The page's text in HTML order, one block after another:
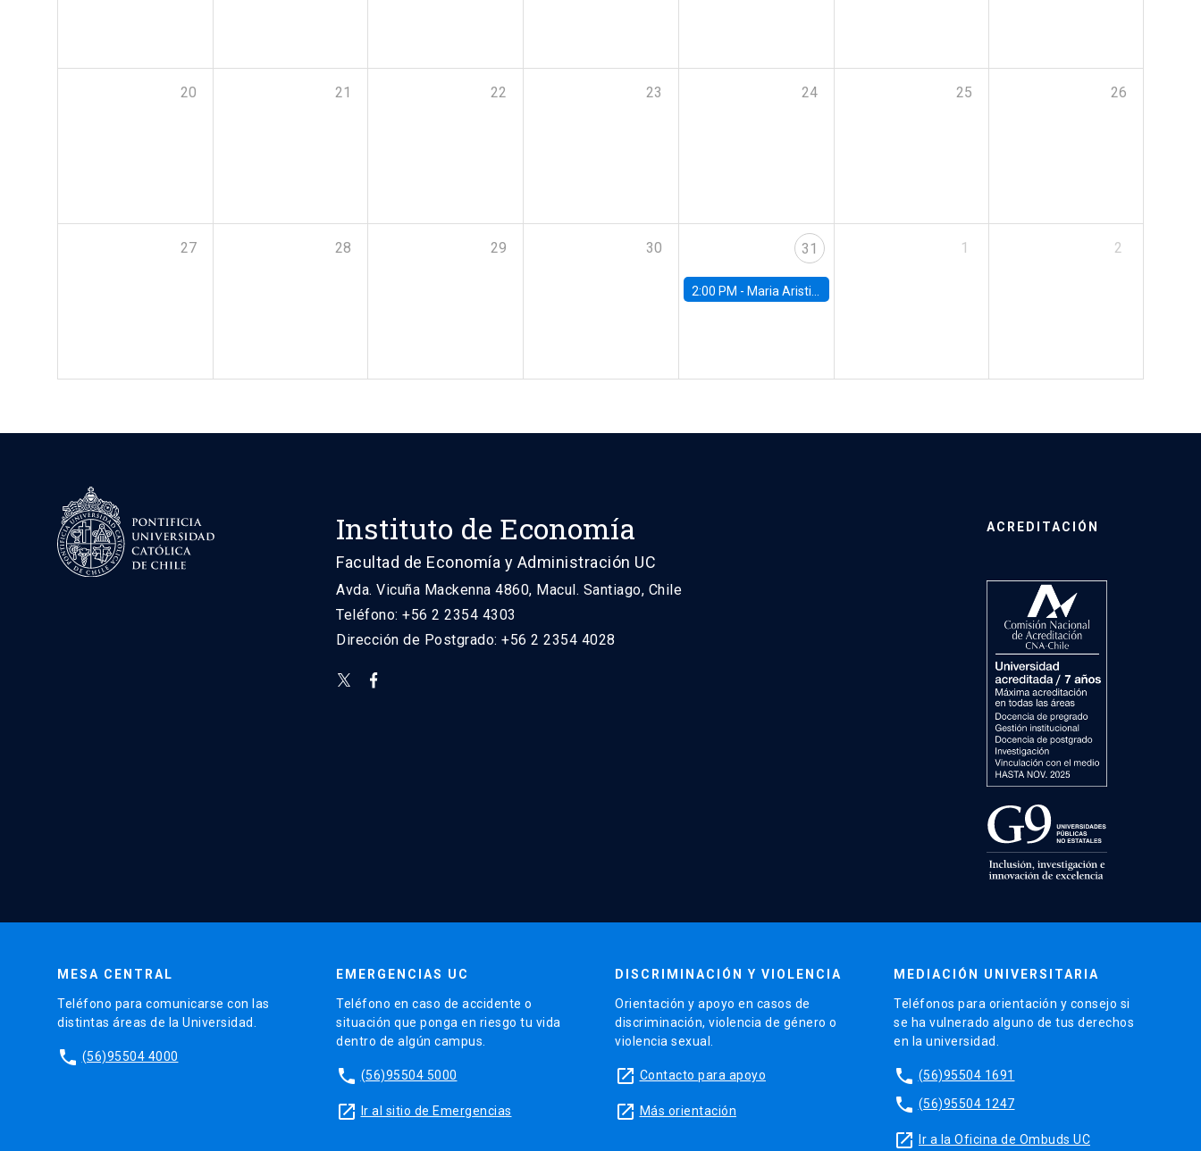
20 21 22 23 24 25 26
27 28 29 30 31
2:00 PM - Maria Aristizabal-Ramirez, FED Board
1 2
Instituto de Economía
Facultad de Economía y Administración UC
Avda. Vicuña Mackenna 4860, Macul. Santiago, Chile
Teléfono: +56 2 2354 4303
Dirección de Postgrado: +56 2 2354 4028
ACREDITACIÓN
MESA CENTRAL
Teléfono para comunicarse con las
distintas áreas de la Universidad.
phone (56)95504 4000
EMERGENCIAS UC
Teléfono en caso de accidente o
situación que ponga en riesgo tu vida
dentro de algún campus.
phone (56)95504 5000
launch Ir al sitio de Emergencias
DISCRIMINACIÓN Y VIOLENCIA
Orientación y apoyo en casos de
discriminación, violencia de género o
violencia sexual.
launch Contacto para apoyo
launch Más orientación
MEDIACIÓN UNIVERSITARIA
Teléfonos para orientación y consejo si
se ha vulnerado alguno de tus derechos
en la universidad.
phone (56)95504 1691
phone (56)95504 1247
launch Ir a la Oficina de Ombuds UC